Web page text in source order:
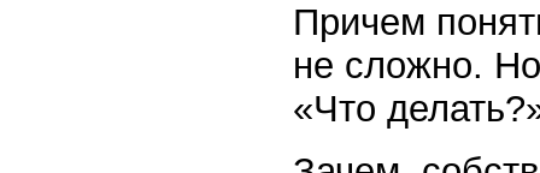
Причем
не сложно.
«Что